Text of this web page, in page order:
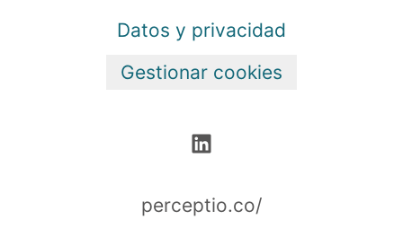
Datos y privacidad
Gestionar cookies
perceptio.co/